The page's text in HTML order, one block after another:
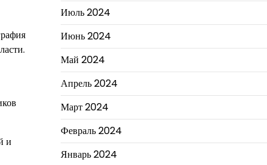
и
Июль 2024
Июнь 2024
Май 2024
Апрель 2024
Март 2024
Февраль 2024
Январь 2024